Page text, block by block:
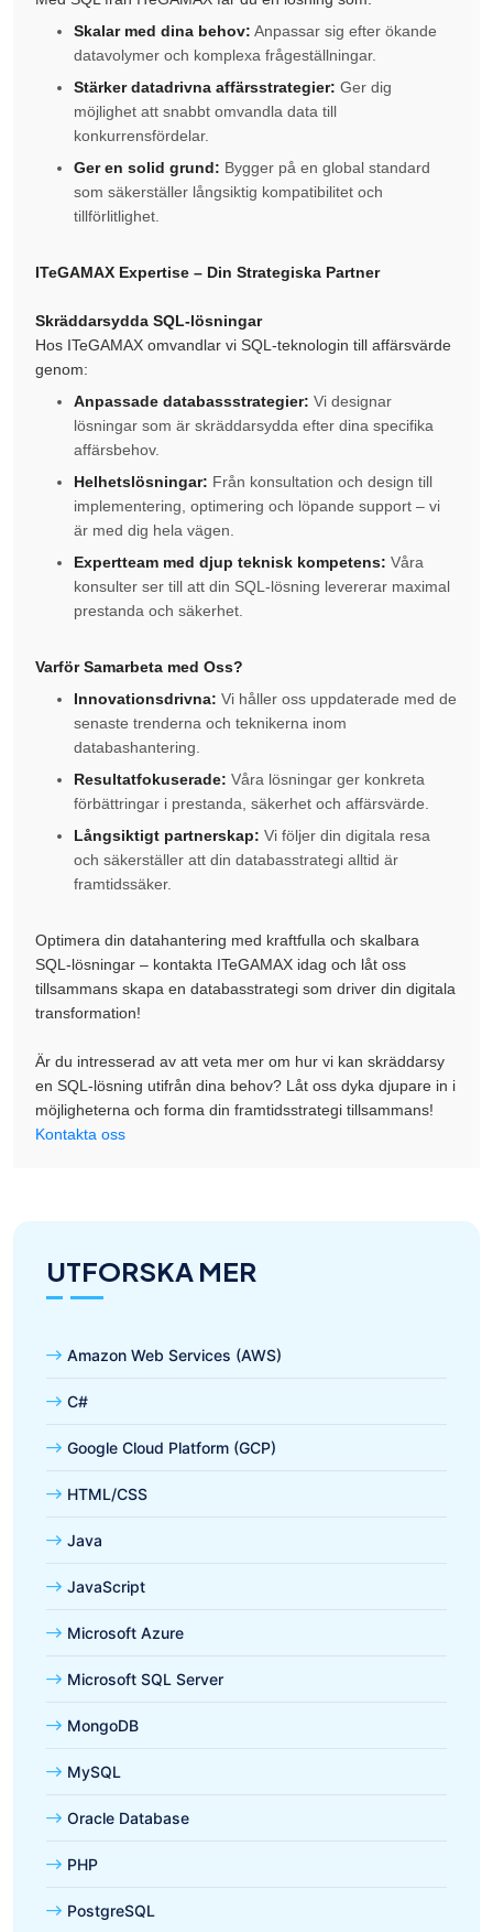
Skalar med dina behov: Anpassar sig efter ökande
datavolymer och komplexa frågeställningar.
Stärker datadrivna affärsstrategier: Ger dig
möjlighet att snabbt omvandla data till
konkurrensfördelar.
Ger en solid grund: Bygger på en global standard
som säkerställer långsiktig kompatibilitet och
tillförlitlighet.
ITeGAMAX Expertise – Din Strategiska Partner
Skräddarsydda SQL-lösningar
Hos ITeGAMAX omvandlar vi SQL-teknologin till affärsvärde
genom:
Anpassade databassstrategier: Vi designar
lösningar som är skräddarsydda efter dina specifika
affärsbehov.
Helhetslösningar: Från konsultation och design till
implementering, optimering och löpande support – vi
är med dig hela vägen.
Expertteam med djup teknisk kompetens: Våra
konsulter ser till att din SQL-lösning levererar maximal
prestanda och säkerhet.
Varför Samarbeta med Oss?
Innovationsdrivna: Vi håller oss uppdaterade med de
senaste trenderna och teknikerna inom
databashantering.
Resultatfokuserade: Våra lösningar ger konkreta
förbättringar i prestanda, säkerhet och affärsvärde.
Långsiktigt partnerskap: Vi följer din digitala resa
och säkerställer att din databasstrategi alltid är
framtidssäker.
Optimera din datahantering med kraftfulla och skalbara
SQL-lösningar – kontakta ITeGAMAX idag och låt oss
tillsammans skapa en databasstrategi som driver din digitala
transformation!
Är du intresserad av att veta mer om hur vi kan skräddarsy
en SQL-lösning utifrån dina behov? Låt oss dyka djupare in i
möjligheterna och forma din framtidsstrategi tillsammans!
Kontakta oss
UTFORSKA MER
Amazon Web Services (AWS)
C#
Google Cloud Platform (GCP)
HTML/CSS
Java
JavaScript
Microsoft Azure
Microsoft SQL Server
MongoDB
MySQL
Oracle Database
PHP
PostgreSQL